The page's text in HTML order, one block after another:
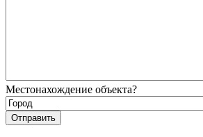
Местонахождение объекта?